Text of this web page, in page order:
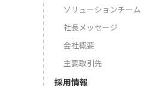
ソリューションチーム
社長メッセージ
会社概要
主要取引先
採用情報